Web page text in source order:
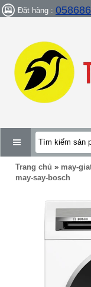
Đặt hàng :
DANH
MỤC
Trang chủ » may-
may-say-bosch